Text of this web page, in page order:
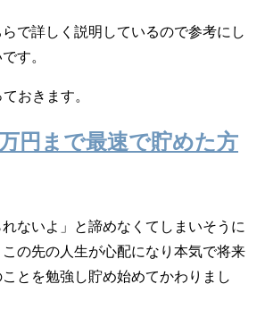
で詳しく説明しているので参考にし
す。
おきます。
円まで最速で貯めた方
れないよ」と諦めなくてしまいそうに
の先の人生が心配になり本気で将来
とを勉強し貯め始めてかわりまし